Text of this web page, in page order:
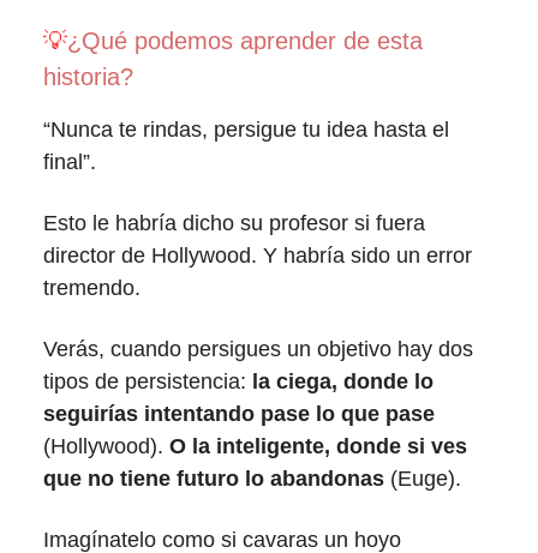
💡¿Qué podemos aprender de esta
historia?
“Nunca te rindas, persigue tu idea hasta el
final”.
Esto le habría dicho su profesor si fuera
director de Hollywood. Y habría sido un error
tremendo.
Verás, cuando persigues un objetivo hay dos
tipos de persistencia: la ciega, donde lo
seguirías intentando pase lo que pase
(Hollywood). O la inteligente, donde si ves
que no tiene futuro lo abandonas (Euge).
Imagínatelo como si cavaras un hoyo